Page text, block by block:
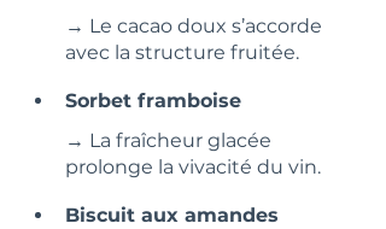
→ Le cacao doux s’accorde
avec la structure fruitée.
Sorbet framboise
→ La fraîcheur glacée
prolonge la vivacité du vin.
Biscuit aux amandes